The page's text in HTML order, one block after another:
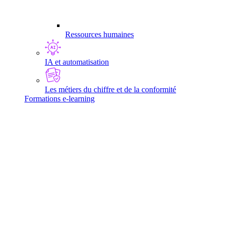
Ressources humaines
IA et automatisation
Les métiers du chiffre et de la conformité
Formations e-learning